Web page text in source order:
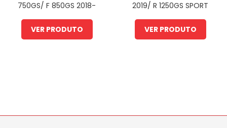
750GS/ F 850GS 2018-
2024 (PFM)
VER PRODUTO
2019/ R 1250GS SPORT
2020-2024 (PFM)
VER PRODUTO